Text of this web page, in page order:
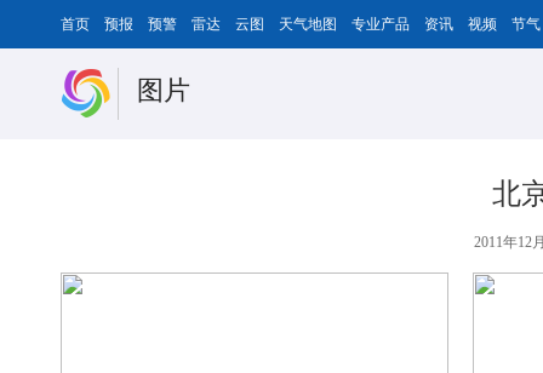
首页 预报 预警 雷达 云图 天气地图 专业产品 资讯 视频 节气
图片
北
2011年12